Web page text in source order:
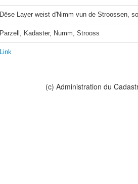
Dëse Layer weist d'Nimm vun de Stroossen,
Parzell, Kadaster, Numm, Strooss
Link
(c) Administration du